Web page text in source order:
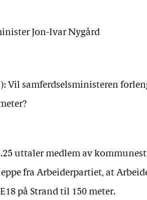
Jon-Ivar Nygård
Vil samferdselsministeren
uttaler medlem av
fra Arbeiderpartiet, at
på Strand til 150 meter.